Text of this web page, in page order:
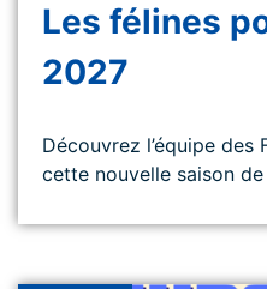
Les félines
2027
Découvrez l’équipe des
cette nouvelle saison